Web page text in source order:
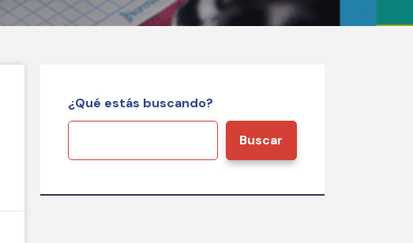
¿Qué estás buscando?
Buscar